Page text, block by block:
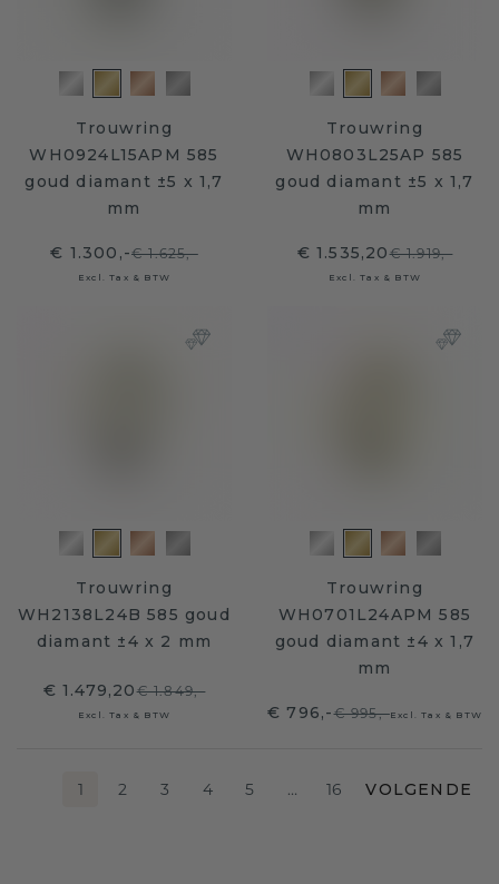
Trouwring
WH0924L15APM 585
goud diamant ±5 x 1,7
mm
€ 1.300,-€ 1.625,-
Excl. Tax & BTW
Trouwring
WH0803L25AP 585
goud diamant ±5 x 1,7
mm
€ 1.535,20€ 1.919,-
Excl. Tax & BTW
Trouwring
WH2138L24B 585 goud
diamant ±4 x 2 mm
€ 1.479,20€ 1.849,-
Excl. Tax & BTW
Trouwring
WH0701L24APM 585
goud diamant ±4 x 1,7
mm
€ 796,-€ 995,-Excl. Tax & BTW
1 2 3 4 5 … 16 VOLGENDE